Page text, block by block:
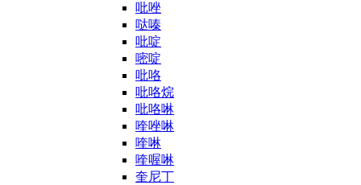
吡唑
哒嗪
吡啶
嘧啶
吡咯
吡咯烷
吡咯啉
喹唑啉
喹啉
喹喔啉
奎尼丁